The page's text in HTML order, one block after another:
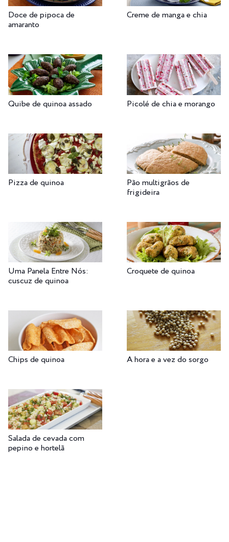
Doce de pipoca de
amaranto
Creme de manga e chia
Quibe de quinoa assado Picolé de chia e morango
Pizza de quinoa
Pão multigrãos de
frigideira
Uma Panela Entre Nós:
cuscuz de quinoa
Croquete de quinoa
Chips de quinoa A hora e a vez do sorgo
Salada de cevada com
pepino e hortelã